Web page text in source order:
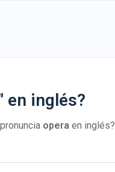
en inglés?
opera en inglés?